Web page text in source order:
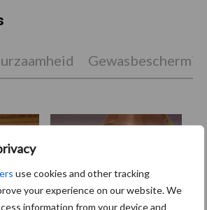
use cookies and other tracking
your experience on our website. We
information from your device and